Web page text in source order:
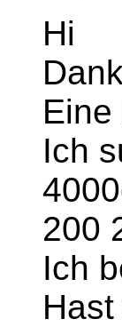
Hi
Eine
Ich
200
Ich